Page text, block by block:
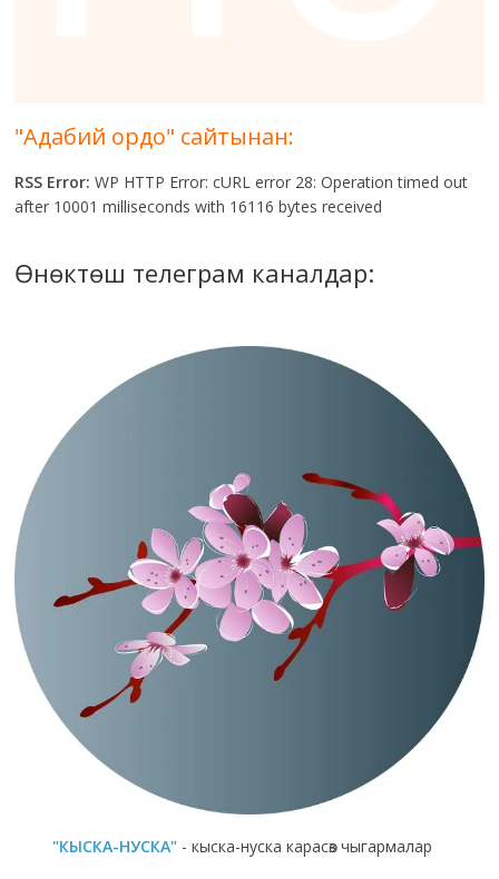
"Адабий ордо" сайтынан:
RSS Error: WP HTTP Error: cURL error 28: Operation timed out
after 10001 milliseconds with 16116 bytes received
Өнөктөш телеграм каналдар:
"КЫСКА-НУСКА" - кыска-нуска карасөз чыгармалар